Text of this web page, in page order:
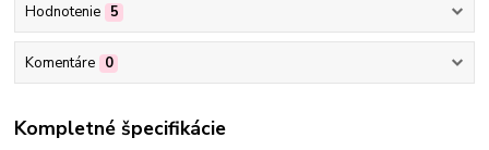
Hodnotenie 5
Komentáre 0
Kompletné špecifikácie